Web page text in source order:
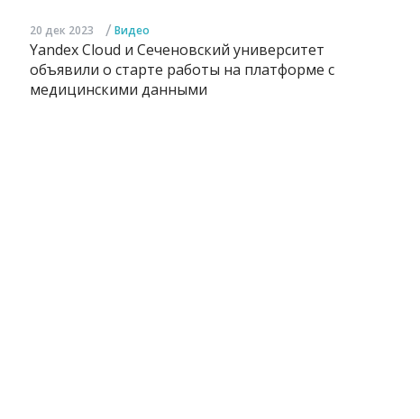
20 дек 2023 / Видео
Yandex Cloud и Сеченовский университет
объявили о старте работы на платформе с
медицинскими данными